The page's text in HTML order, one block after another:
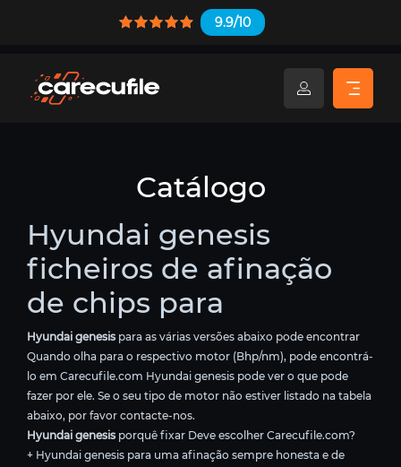
9.9/10
Catálogo
Hyundai genesis
ficheiros de afinação
de chips para
Hyundai genesis para as várias versões abaixo pode encontrar
Quando olha para o respectivo motor (Bhp/nm), pode encontrá-
lo em Carecufile.com Hyundai genesis pode ver o que pode
fazer por ele. Se o seu tipo de motor não estiver listado na tabela
abaixo, por favor contacte-nos.
Hyundai genesis porquê fixar Deve escolher Carecufile.com?
+ Hyundai genesis para uma afinação sempre honesta e de